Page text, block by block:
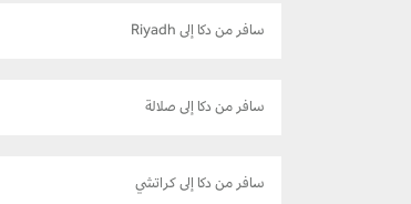
سافر من دكا إلى Riyadh
سافر من دكا إلى صلالة
سافر من دكا إلى كراتشي